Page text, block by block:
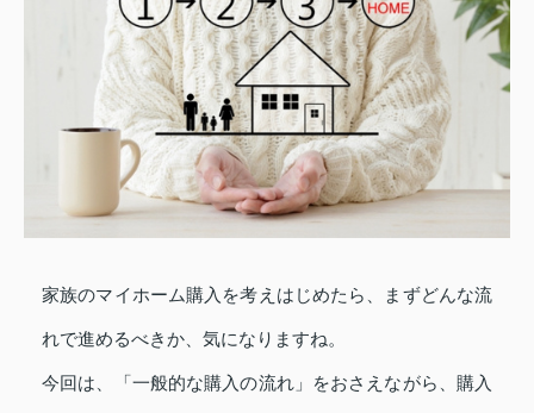
家族のマイホーム購入を考えはじめたら、まずどんな流
れで進めるべきか、気になりますね。
今回は、「一般的な購入の流れ」をおさえながら、購入